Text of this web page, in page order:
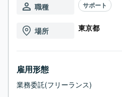
職種 サポート
場所 東京都
雇用形態
業務委託(フリーランス)